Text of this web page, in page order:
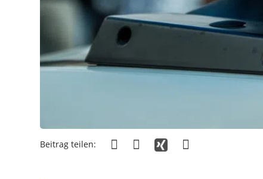
Beitrag teilen: